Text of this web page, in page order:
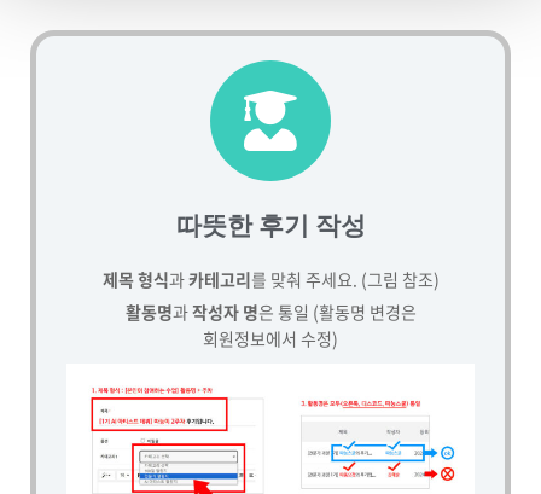
따뜻한 후기 작성
제목 형식과카테고리를 맞춰 주세요. (그림 참조)
활동명과작성자 명은 통일 (활동명 변경은
회원정보에서 수정)